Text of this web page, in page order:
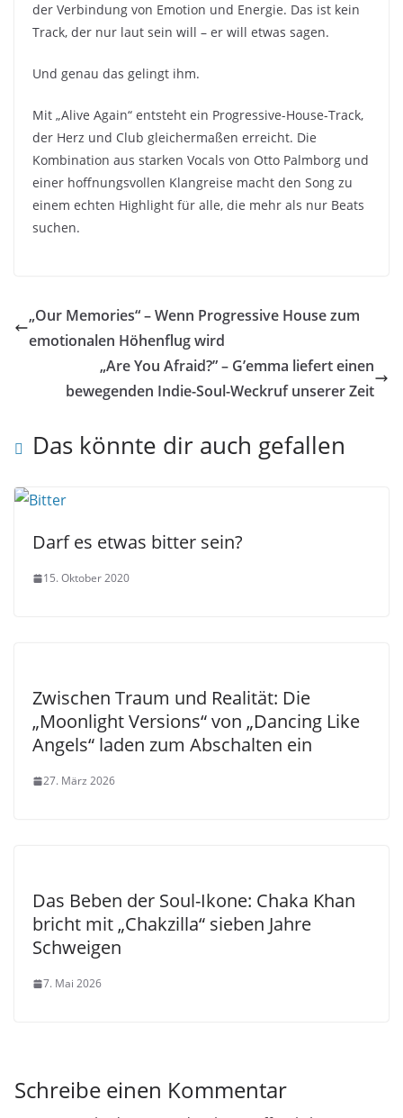
der Verbindung von Emotion und Energie. Das ist kein
Track, der nur laut sein will – er will etwas sagen.
Und genau das gelingt ihm.
Mit „Alive Again“ entsteht ein Progressive-House-Track,
der Herz und Club gleichermaßen erreicht. Die
Kombination aus starken Vocals von Otto Palmborg und
einer hoffnungsvollen Klangreise macht den Song zu
einem echten Highlight für alle, die mehr als nur Beats
suchen.
„Our Memories“ – Wenn Progressive House zum
emotionalen Höhenflug wird
„Are You Afraid?” – G’emma liefert einen
bewegenden Indie-Soul-Weckruf unserer Zeit
Das könnte dir auch gefallen
Darf es etwas bitter sein?
15. Oktober 2020
Zwischen Traum und Realität: Die
„Moonlight Versions“ von „Dancing Like
Angels“ laden zum Abschalten ein
27. März 2026
Das Beben der Soul-Ikone: Chaka Khan
bricht mit „Chakzilla“ sieben Jahre
Schweigen
7. Mai 2026
Schreibe einen Kommentar